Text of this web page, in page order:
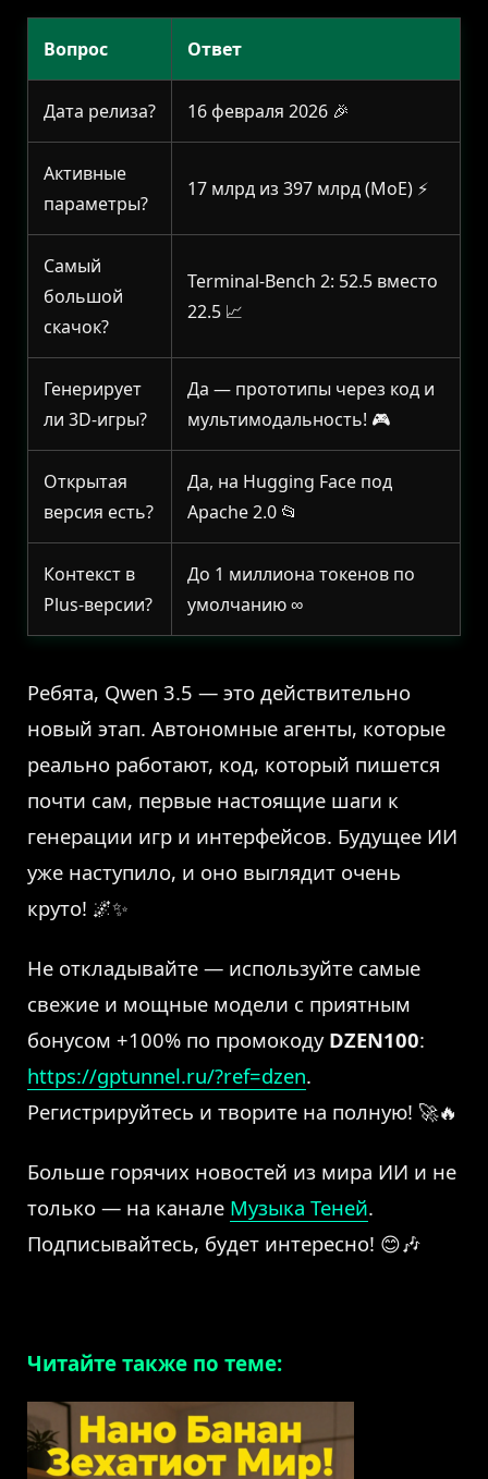
Вопрос Ответ
Дата релиза? 16 февраля 2026 🎉
Активные
параметры?
17 млрд из 397 млрд (MoE) ⚡
Самый
большой
скачок?
Terminal-Bench 2: 52.5 вместо
22.5 📈
Генерирует
ли 3D-игры?
Да — прототипы через код и
мультимодальность! 🎮
Открытая
версия есть?
Да, на Hugging Face под
Apache 2.0 📂
Контекст в
Plus-версии?
До 1 миллиона токенов по
умолчанию ∞
Ребята, Qwen 3.5 — это действительно
новый этап. Автономные агенты, которые
реально работают, код, который пишется
почти сам, первые настоящие шаги к
генерации игр и интерфейсов. Будущее ИИ
уже наступило, и оно выглядит очень
круто! 🌌✨
Не откладывайте — используйте самые
свежие и мощные модели с приятным
бонусом +100% по промокоду DZEN100:
https://gptunnel.ru/?ref=dzen.
Регистрируйтесь и творите на полную! 🚀🔥
Больше горячих новостей из мира ИИ и не
только — на канале Музыка Теней.
Подписывайтесь, будет интересно! 😊🎶
Читайте также по теме: